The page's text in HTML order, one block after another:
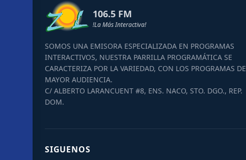
106.5 FM
!La Más Interactiva!
SOMOS UNA EMISORA ESPECIALIZADA EN PROGRAMAS
INTERACTIVOS, NUESTRA PARRILLA PROGRAMÁTICA SE
CARACTERIZA POR LA VARIEDAD, CON LOS PROGRAMAS DE
MAYOR AUDIENCIA.
C/ ALBERTO LARANCUENT #8, ENS. NACO, STO. DGO., REP.
DOM.
SIGUENOS